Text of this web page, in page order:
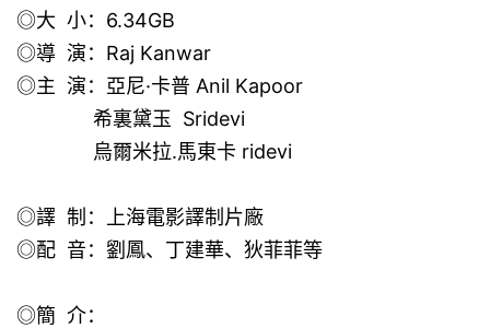
◎大 小：6.34GB
◎導 演：Raj Kanwar
◎主 演：亞尼·卡普 Anil Kapoor
希裏黛玉 Sridevi
烏爾米拉.馬東卡 ridevi
◎譯 制：上海電影譯制片廠
◎配 音：劉鳳、丁建華、狄菲菲等
◎簡 介：